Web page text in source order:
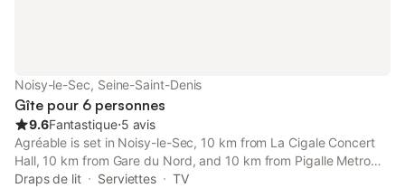
Noisy-le-Sec, Seine-Saint-Denis
Gîte pour 6 personnes
9.6Fantastique⋅5 avis
Agréable is set in Noisy-le-Sec, 10 km from La Cigale Concert
Hall, 10 km from Gare du Nord, and 10 km from Pigalle Metro
Station. The property is around 11 km from Pompidou Centre, 12
Draps de lit Serviettes
TV